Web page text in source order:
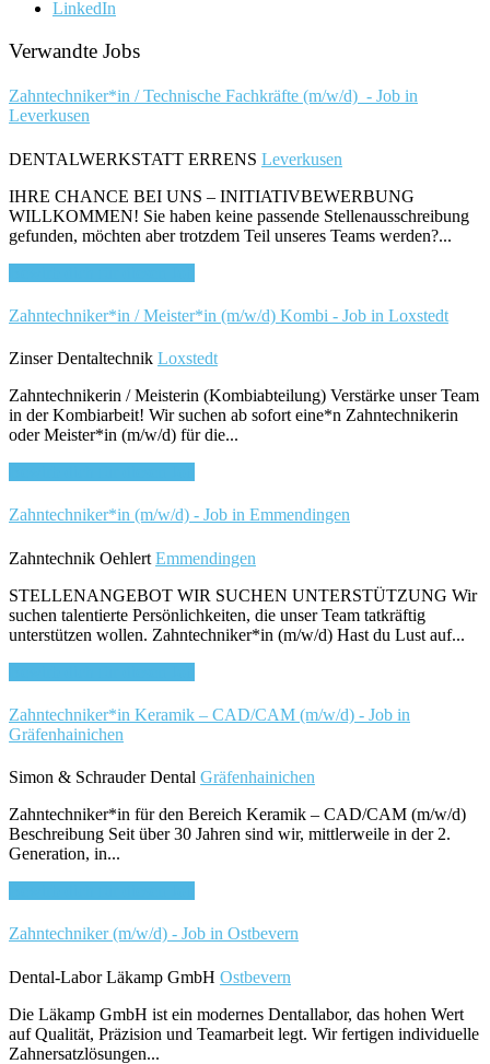
LinkedIn
Verwandte Jobs
Zahntechniker*in / Technische Fachkräfte (m/w/d) - Job in
Leverkusen
DENTALWERKSTATT ERRENS Leverkusen
IHRE CHANCE BEI UNS – INITIATIVBEWERBUNG
WILLKOMMEN! Sie haben keine passende Stellenausschreibung
gefunden, möchten aber trotzdem Teil unseres Teams werden?...
Zahntechniker*in / Meister*in (m/w/d) Kombi - Job in Loxstedt
Zinser Dentaltechnik Loxstedt
Zahntechnikerin / Meisterin (Kombiabteilung) Verstärke unser Team
in der Kombiarbeit! Wir suchen ab sofort eine*n Zahntechnikerin
oder Meister*in (m/w/d) für die...
Zahntechniker*in (m/w/d) - Job in Emmendingen
Zahntechnik Oehlert Emmendingen
STELLENANGEBOT WIR SUCHEN UNTERSTÜTZUNG Wir
suchen talentierte Persönlichkeiten, die unser Team tatkräftig
unterstützen wollen. Zahntechniker*in (m/w/d) Hast du Lust auf...
Zahntechniker*in Keramik – CAD/CAM (m/w/d) - Job in
Gräfenhainichen
Simon & Schrauder Dental Gräfenhainichen
Zahntechniker*in für den Bereich Keramik – CAD/CAM (m/w/d)
Beschreibung Seit über 30 Jahren sind wir, mittlerweile in der 2.
Generation, in...
Zahntechniker (m/w/d) - Job in Ostbevern
Dental-Labor Läkamp GmbH Ostbevern
Die Läkamp GmbH ist ein modernes Dentallabor, das hohen Wert
auf Qualität, Präzision und Teamarbeit legt. Wir fertigen individuelle
Zahnersatzlösungen...